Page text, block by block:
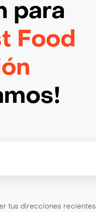
para
Food
tus direcciones recientes